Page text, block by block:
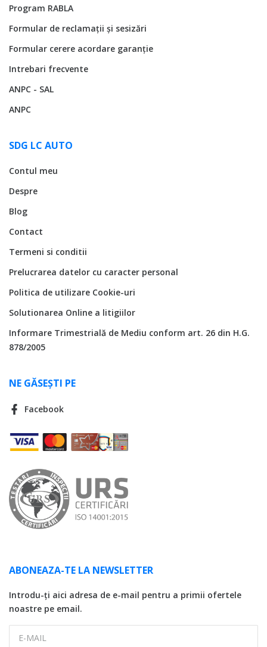
Program RABLA
Formular de reclamații și sesizări
Formular cerere acordare garanție
Intrebari frecvente
ANPC - SAL
ANPC
SDG LC AUTO
Contul meu
Despre
Blog
Contact
Termeni si conditii
Prelucrarea datelor cu caracter personal
Politica de utilizare Cookie-uri
Solutionarea Online a litigiilor
Informare Trimestrială de Mediu conform art. 26 din H.G.
878/2005
NE GĂSEȘTI PE
Facebook
ABONEAZA-TE LA NEWSLETTER
Introdu-ți aici adresa de e-mail pentru a primii ofertele
noastre pe email.